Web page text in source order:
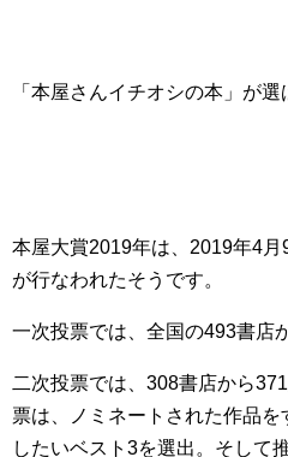
「本屋さんイチオシの本」が選
本屋大賞2019年は、2019年4
が行なわれたそうです。
一次投票では、全国の493書店
二次投票では、308書店から
票は、ノミネートされた作品
したいベスト3を選出。そして